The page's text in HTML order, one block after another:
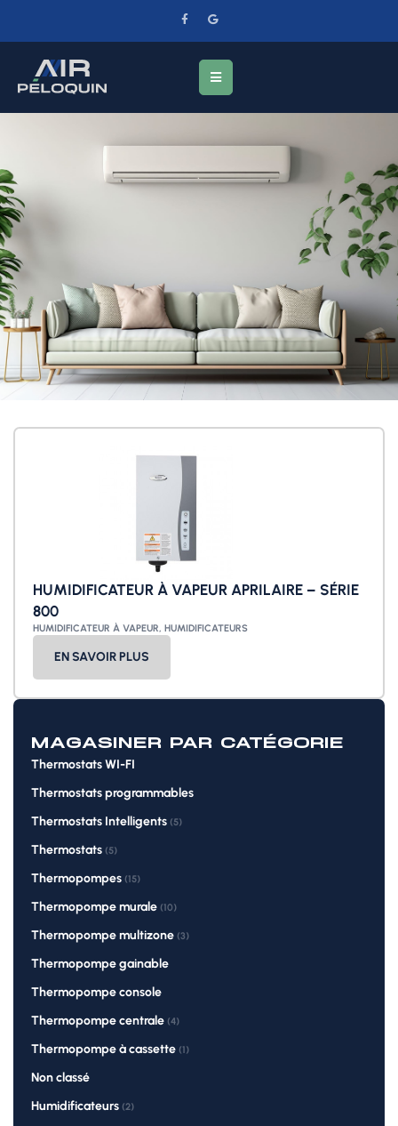
MAGASINER PAR CATÉGORIE
Thermostats WI-FI
Thermostats programmables
Thermostats Intelligents (5)
Thermostats (5)
Thermopompes (15)
Thermopompe murale (10)
Thermopompe multizone (3)
Thermopompe gainable
Thermopompe console
Thermopompe centrale (4)
Thermopompe à cassette (1)
Non classé
Humidificateurs (2)
HUMIDIFICATEUR À VAPEUR APRILAIRE – SÉRIE
800
HUMIDIFICATEUR À VAPEUR, HUMIDIFICATEURS
EN SAVOIR PLUS